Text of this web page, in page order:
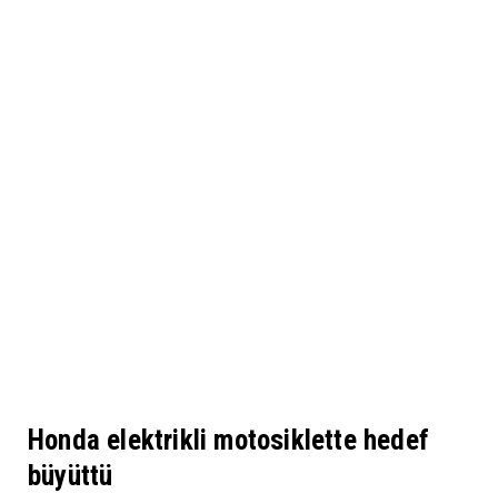
Honda elektrikli motosiklette hedef
büyüttü